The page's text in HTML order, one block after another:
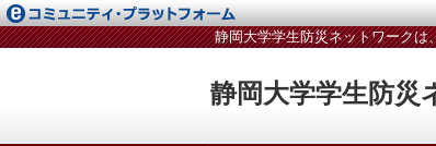
静岡大学学生防災
静岡大学学生防災ネットワークは